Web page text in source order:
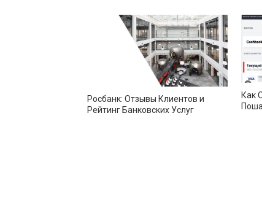
Росбанк: Отзывы Клиентов и
Рейтинг Банковских Услуг
Как